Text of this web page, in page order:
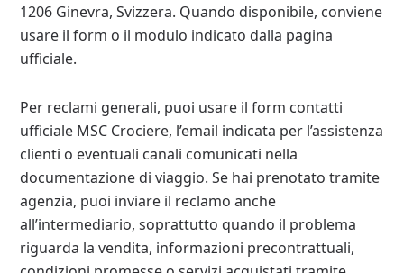
1206 Ginevra, Svizzera. Quando disponibile, conviene
usare il form o il modulo indicato dalla pagina
ufficiale.
Per reclami generali, puoi usare il form contatti
ufficiale MSC Crociere, l’email indicata per l’assistenza
clienti o eventuali canali comunicati nella
documentazione di viaggio. Se hai prenotato tramite
agenzia, puoi inviare il reclamo anche
all’intermediario, soprattutto quando il problema
riguarda la vendita, informazioni precontrattuali,